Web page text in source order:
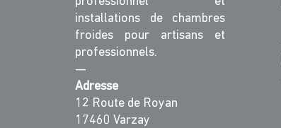
installations de chambres
froides pour artisans et
professionnels.
—
Adresse
12 Route de Royan
17460 Varzay